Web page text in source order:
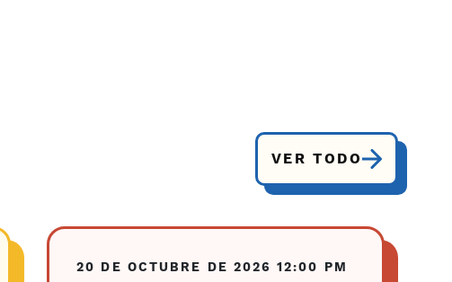
VER TODO
20 DE OCTUBRE DE 2026 12:00 PM